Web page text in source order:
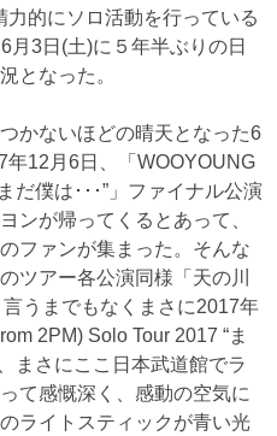
的にソロ活動を行っている
月3日(土)に５年半ぶりの日
となった。
かないほどの晴天となった6
年12月6日、「WOOYOUNG
だ僕は･･･”」ファイナル公演
ンが帰ってくるとあって、
ファンが集まった。そんな
ツアー各公演同様「天の川
うまでもなくまさに2017年
2PM) Solo Tour 2017 “ま
まさにここ日本武道館でラ
て感慨深く、感動の空気に
ライトスティックが青い光